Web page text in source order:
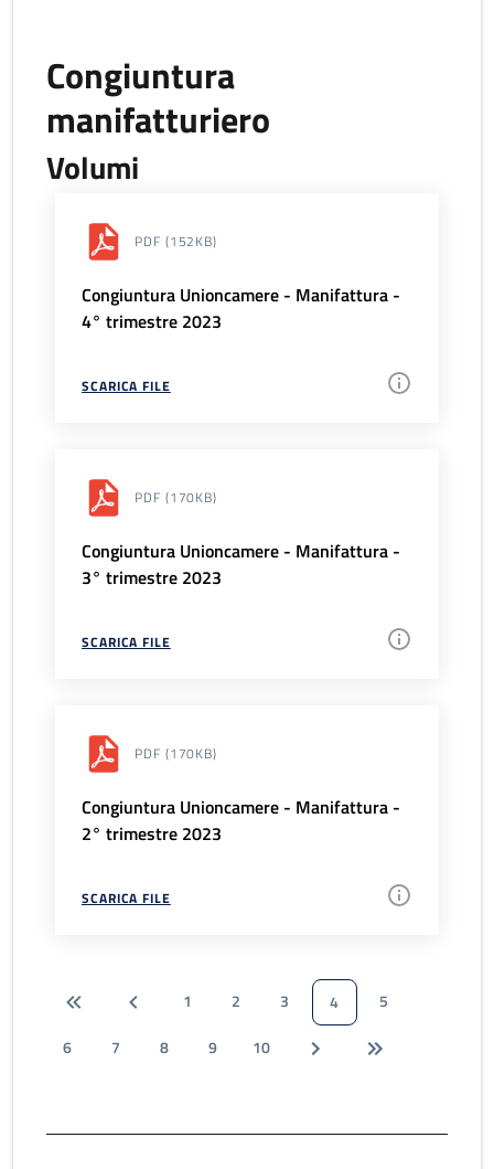
Congiuntura
manifatturiero
Volumi
PDF (152KB)
Congiuntura Unioncamere - Manifattura -
4° trimestre 2023
SCARICA FILE
PDF (170KB)
Congiuntura Unioncamere - Manifattura -
3° trimestre 2023
SCARICA FILE
PDF (170KB)
Congiuntura Unioncamere - Manifattura -
2° trimestre 2023
SCARICA FILE
1 2 3 4
5
6
7 8 9 10